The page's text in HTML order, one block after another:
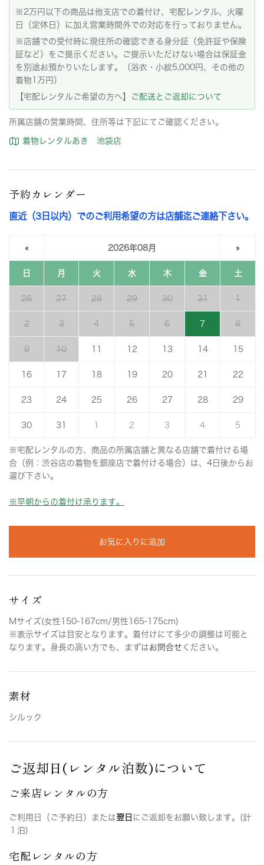
※2万円以下の商品は他支店での着付け、宅配レンタル、火曜
日（定休日）に加え営業時間外での対応を行っておりません。
※店舗での受付時に現住所の確認できる身分証（免許証や保険
証など）をご提示ください。ご提示いただけない場合は保証金
を別途お預かりいたします。（浴衣・小紋5,000円、その他の
着物1万円）
【宅配レンタルご希望の方へ】
ご配送とご返却について
所属店舗の営業時間、住所等は下記にてご確認ください。
着物レンタルあき 池袋店
予約カレンダー
直近（3日以内）でのご利用希望の方は店舗迄ご連絡下さい。
« 2026年08月 »
日 月 火 水 木 金 土
26 27 28 29 30 31 1
2 3 4 5 6 7 8
9 10 12 13 14 15
16 17 18 19 20 21 22
23 24 25 26 27 28 29
30 31 2 3 4 5
※宅配レンタルの方、商品の所属店舗と異なる店舗で着付ける場
合（例：渋谷店の着物を銀座店で着付ける場合）は、4日後からお
選び下さい。
※早朝からの着付け承ります。
お気に入りに追加
サイズ
Mサイズ(女性150-167cm/男性165-175cm)
※表示サイズは目安となります。着付けにて多少の調整は可能と
なります。身長の高い方でも、まずはお問合せ ください。
素材
シルック
ご返却日(レンタル泊数)について
ご来店レンタルの方
ご利用日（ご予約日）または翌日 にご返却をお願い致します。(計
１泊)
宅配レンタルの方